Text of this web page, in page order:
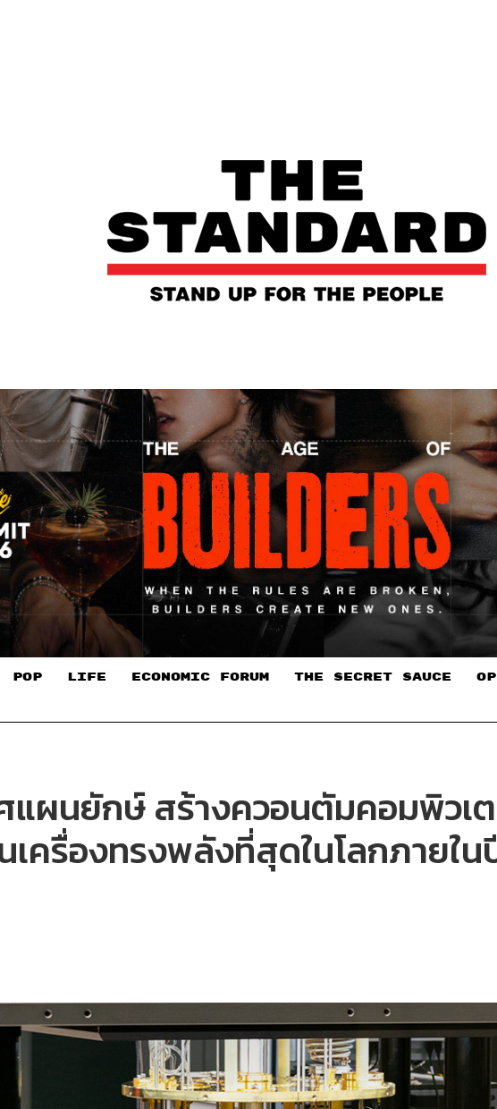
POP LIFE ECONOMIC FORUM THE SECRET SAUCE​
แผนยักษ์ สร้างควอนตัมคอมพิวเ
เครื่องทรงพลังที่สุดในโลกภายใ